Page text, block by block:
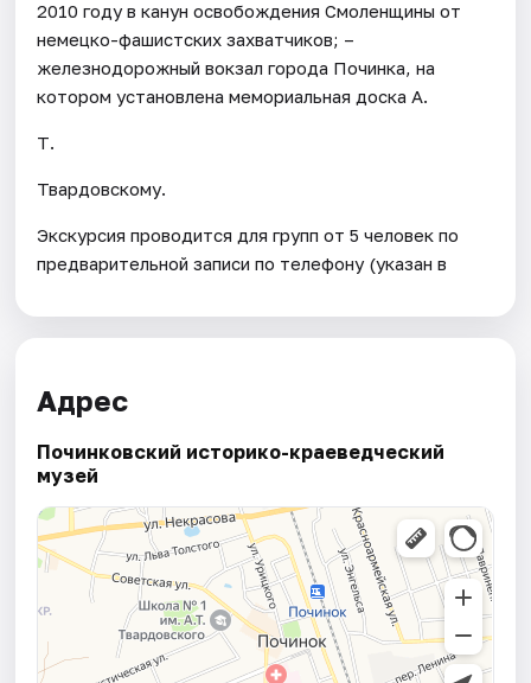
2010 году в канун освобождения Смоленщины от
немецко-фашистских захватчиков; –
железнодорожный вокзал города Починка, на
котором установлена мемориальная доска А.
Т.
Твардовскому.
Экскурсия проводится для групп от 5 человек по
предварительной записи по телефону (указан в
Адрес
Починковский историко-краеведческий
музей